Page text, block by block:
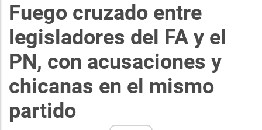
Fuego cruzado entre
legisladores del FA y el
PN, con acusaciones y
chicanas en el mismo
partido